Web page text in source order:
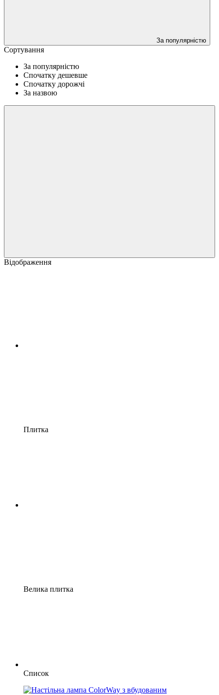
За популярністю
Сортування
За популярністю
Спочатку дешевше
Спочатку дорожчі
За назвою
Відображення
Плитка
Велика плитка
Список